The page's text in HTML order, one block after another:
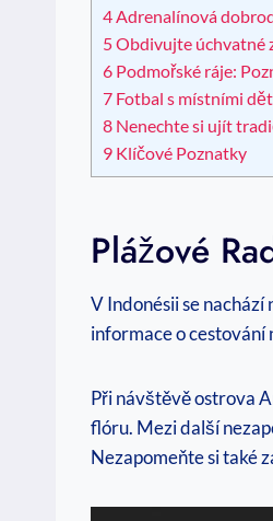
4 Adrenalínová
5Obdivujte úchvatné
6 Podmořské ráje:
7 Fotbal s místními
8 Nenechte si ujít
9 Klíčové Poznatky
Plážové
V Indonésii se
informace o
Při návštěvě ostrova
flóru. Mezi další
Nezapomeňte si také